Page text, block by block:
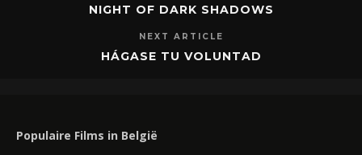
NIGHT OF DARK SHADOWS
NEXT ARTICLE
HÁGASE TU VOLUNTAD
Populaire Films in België